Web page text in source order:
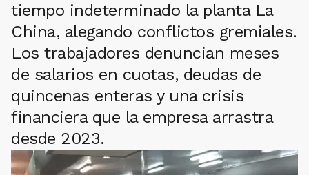
tiempo indeterminado la planta La
China, alegando conflictos gremiales.
Los trabajadores denuncian meses
de salarios en cuotas, deudas de
quincenas enteras y una crisis
financiera que la empresa arrastra
desde 2023.